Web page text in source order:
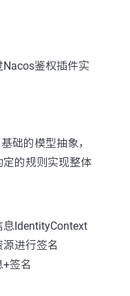
鉴权插件实
础的模型抽象，
的规则实现整体
IdentityContext
进行签名
签名